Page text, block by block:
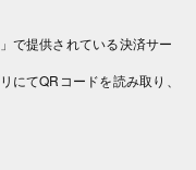
で提供されている決済サー
てQRコードを読み取り、